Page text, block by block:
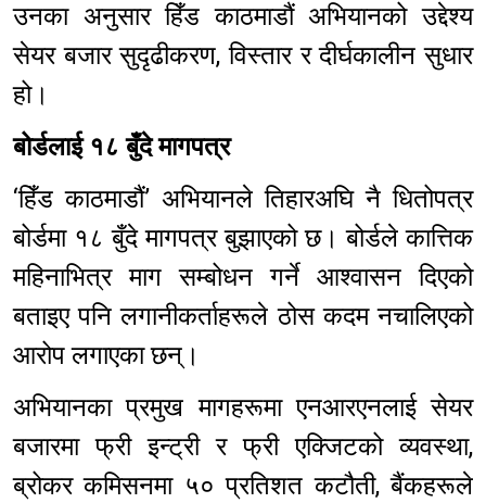
उनका अनुसार हिँड काठमाडौं अभियानको उद्देश्य
सेयर बजार सुदृढीकरण, विस्तार र दीर्घकालीन सुधार
हो।
बोर्डलाई १८ बुँदे मागपत्र
‘हिँड काठमाडौं’ अभियानले तिहारअघि नै धितोपत्र
बोर्डमा १८ बुँदे मागपत्र बुझाएको छ। बोर्डले कात्तिक
महिनाभित्र माग सम्बोधन गर्ने आश्वासन दिएको
बताइए पनि लगानीकर्ताहरूले ठोस कदम नचालिएको
आरोप लगाएका छन्।
अभियानका प्रमुख मागहरूमा एनआरएनलाई सेयर
बजारमा फ्री इन्ट्री र फ्री एक्जिटको व्यवस्था,
ब्रोकर कमिसनमा ५० प्रतिशत कटौती, बैंकहरूले